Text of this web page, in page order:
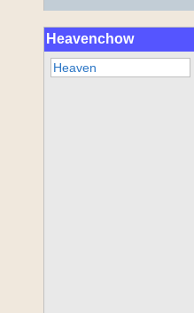
Heavenchow
Heaven